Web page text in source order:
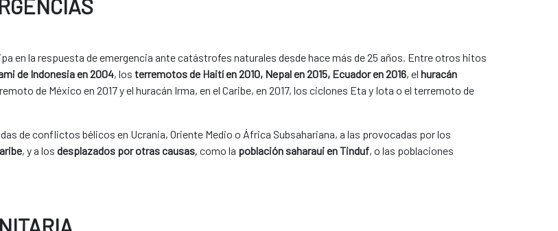
en la respuesta de emergencia ante catástrofes naturales desde hace más de 25 años. Entre otros hitos
de Indonesia en 2004, los terremotos de Haití en 2010, Nepal en 2015, Ecuador en 2016, el huracán
de México en 2017 y el huracán Irma, en el Caribe, en 2017, los ciclones Eta y Iota o el terremoto de
de conflictos bélicos en Ucrania, Oriente Medio o África Subsahariana, a las provocadas por los
, y a los desplazados por otras causas, como la población saharaui en Tinduf, o las poblaciones